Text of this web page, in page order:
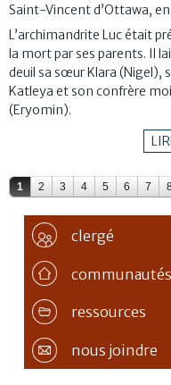
Saint-Vincent d’Ottawa,
L’archimandrite Luc était
la mort par ses parents. Il
deuil sa sœur Klara (Nigel),
Katleya et son confrère
(Eryomin).
Pages
1 2 3 4 5 6 7
clergé
communautés
ressources
nous joindre